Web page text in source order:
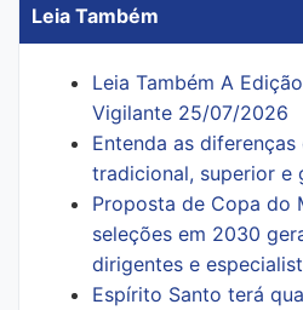
Leia Também
Leia Também A
Vigilante 25/07/2026
Entenda as
tradicional, superior e
Proposta de Copa do
seleções em 2030
dirigentes e
Espírito Santo terá